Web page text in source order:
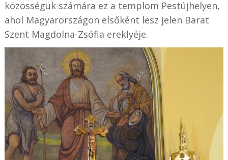
közösségük számára ez a templom Pestújhelyen,
ahol Magyarországon elsőként lesz jelen Barat
Szent Magdolna-Zsófia ereklyéje.